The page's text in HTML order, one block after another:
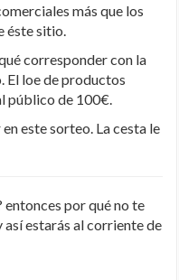
más que los
éste sitio.
corresponder con la
El loe de productos
público de 100€.
este sorteo. La cesta le
entonces por qué no te
así estarás al corriente de